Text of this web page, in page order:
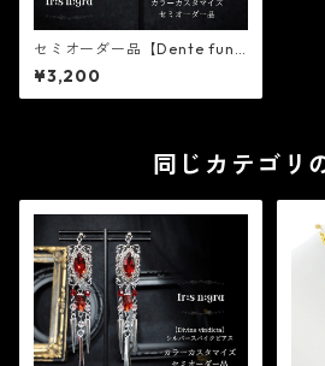
セミオーダー品【Dente funa
le】シャンデリアビジューシル
バーピアス（イヤリング変更
可能）
¥3,200
同じカテゴリ